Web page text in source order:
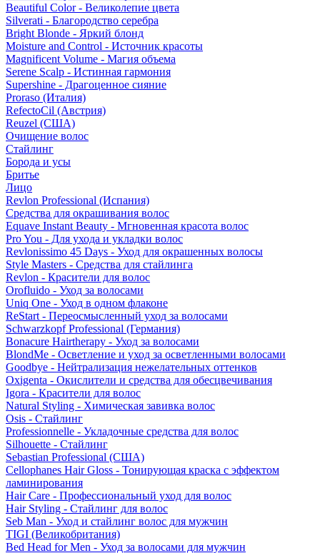
Beautiful Color - Великолепие цвета
Silverati - Благородство серебра
Bright Blonde - Яркий блонд
Moisture and Control - Источник красоты
Magnificent Volume - Магия объема
Serene Scalp - Истинная гармония
Supershine - Драгоценное сияние
Proraso (Италия)
RefectoCil (Австрия)
Reuzel (США)
Очищение волос
Стайлинг
Борода и усы
Бритье
Лицо
Revlon Professional (Испания)
Средства для окрашивания волос
Equave Instant Beauty - Мгновенная красота волос
Pro You - Для ухода и укладки волос
Revlonissimo 45 Days - Уход для окрашенных волосы
Style Masters - Средства для стайлинга
Revlon - Красители для волос
Orofluido - Уход за волосами
Uniq One - Уход в одном флаконе
ReStart - Переосмысленный уход за волосами
Schwarzkopf Professional (Германия)
Bonacure Hairtherapy - Уход за волосами
BlondMe - Осветление и уход за осветленными волосами
Goodbye - Нейтрализация нежелательных оттенков
Oxigenta - Окислители и средства для обесцвечивания
Igora - Красители для волос
Natural Styling - Химическая завивка волос
Osis - Стайлинг
Professionnelle - Укладочные средства для волос
Silhouette - Стайлинг
Sebastian Professional (США)
Cellophanes Hair Gloss - Тонирующая краска с эффектом
ламинирования
Hair Care - Профессиональный уход для волос
Hair Styling - Стайлинг для волос
Seb Man - Уход и стайлинг волос для мужчин
TIGI (Великобритания)
Bed Head for Men - Уход за волосами для мужчин